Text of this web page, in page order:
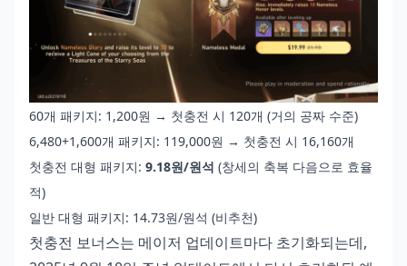
60개 패키지: 1,200원 → 첫충전 시 120개 (거의 공짜 수준)
6,480+1,600개 패키지: 119,000원 → 첫충전 시 16,160개
첫충전 대형 패키지: 9.18원/원석 (창세의 축복 다음으로 효율
적)
일반 대형 패키지: 14.73원/원석 (비추천)
첫충전 보너스는 메이저 업데이트마다 초기화되는데,